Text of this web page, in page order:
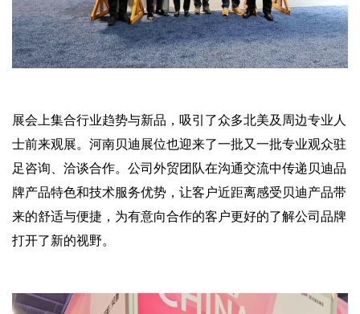
展会上集合行业趋势与新品，吸引了众多北美及周边专业人
士前来观展。河南贝迪展位也迎来了一批又一批专业观众驻
足咨询、洽谈合作。公司外贸团队在沟通交流中传递贝迪品
牌产品特色和技术服务优势，让客户近距离感受贝迪产品带
来的舒适与便捷，为有意向合作的客户更好的了解公司品牌
打开了新的视野。